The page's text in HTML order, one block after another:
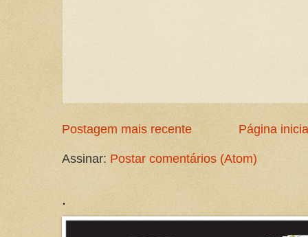
Postagem mais recente Página
Assinar: Postar comentários (Atom)
.